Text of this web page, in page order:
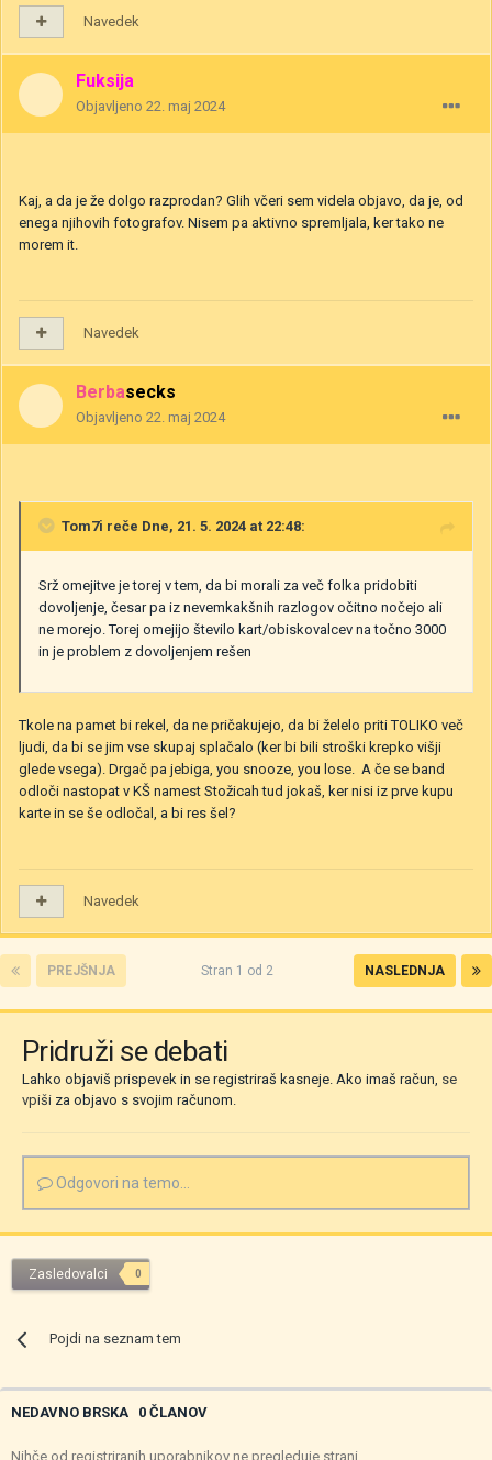
Fuksija
Objavljeno 22. maj 2024
Kaj, a da je že dolgo razprodan? Glih včeri sem videla objavo, da je, od
enega njihovih fotografov. Nisem pa aktivno spremljala, ker tako ne
Berbasecks
Objavljeno 22. maj 2024
reče Dne, 21. 5. 2024 at 22:48:
Srž omejitve je torej v tem, da bi morali za več folka pridobiti
dovoljenje, česar pa iz nevemkakšnih razlogov očitno nočejo ali
ne morejo. Torej omejijo število kart/obiskovalcev na točno 3000
Tkole na pamet bi rekel, da ne pričakujejo, da bi želelo priti TOLIKO več
ljudi, da bi se jim vse skupaj splačalo (ker bi bili stroški krepko višji
glede vsega). Drgač pa jebiga, you snooze, you lose. A če se band
odloči nastopat v KŠ namest Stožicah tud jokaš, ker nisi iz prve kupu
Pridruži se debati
Lahko objaviš prispevek in se registriraš kasneje. Ako imaš račun,
Odgovori na temo...